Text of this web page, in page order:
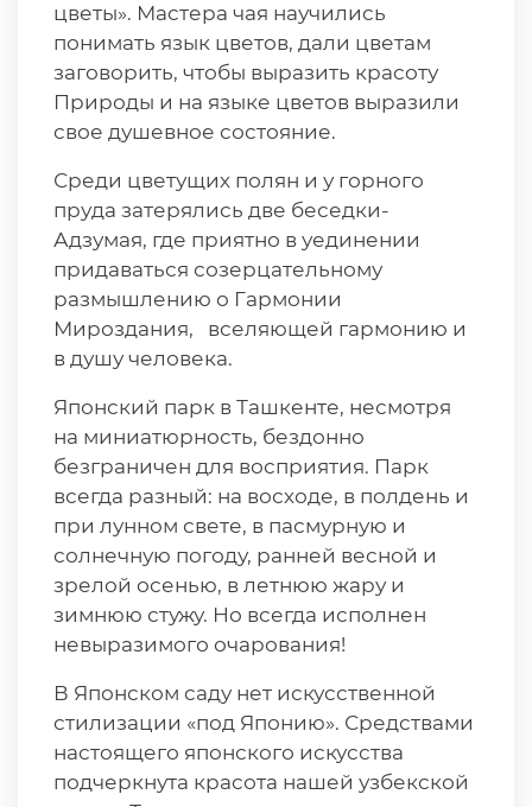
цветы». Мастера чая научились
понимать язык цветов, дали цветам
заговорить, чтобы выразить красоту
Природы и на языке цветов выразили
свое душевное состояние.
Среди цветущих полян и у горного
пруда затерялись две беседки-
Адзумая, где приятно в уединении
придаваться созерцательному
размышлению о Гармонии
Мироздания, вселяющей гармонию и
в душу человека.
Японский парк в Ташкенте, несмотря
на миниатюрность, бездонно
безграничен для восприятия. Парк
всегда разный: на восходе, в полдень и
при лунном свете, в пасмурную и
солнечную погоду, ранней весной и
зрелой осенью, в летнюю жару и
зимнюю стужу. Но всегда исполнен
невыразимого очарования!
В Японском саду нет искусственной
стилизации «под Японию». Средствами
настоящего японского искусства
подчеркнута красота нашей узбекской